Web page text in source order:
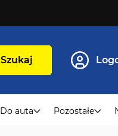
Szukaj
Do auta Pozostałe